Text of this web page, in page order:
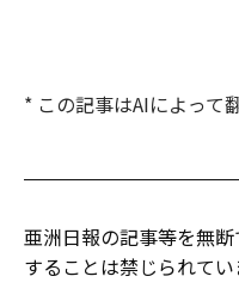
* この記事はAIによって
亜洲日報の記事等を無
することは禁じられてい